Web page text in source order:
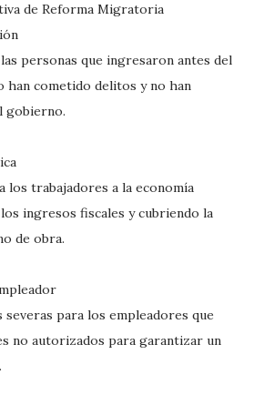
de Reforma Migratoria
personas que ingresaron antes del
han cometido delitos y no han
gobierno.
los trabajadores a la economía
ingresos fiscales y cubriendo la
de obra.
severas para los empleadores que
no autorizados para garantizar un